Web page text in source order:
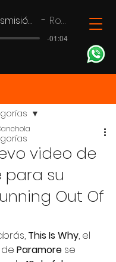
Transmisión en vivo Rock 101
-01:04
video de
para su
Out Of
This Is Why, el
Paramore se